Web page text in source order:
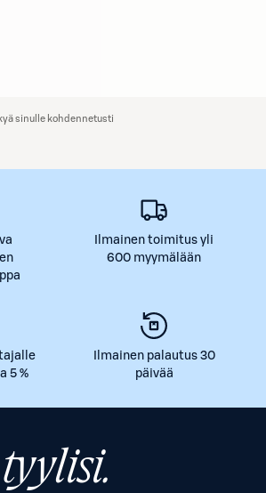
sinulle kohdennetusti
Ilmainen toimitus yli
600 myymälään
5 %
Ilmainen palautus 30
päivää
tyylisi.